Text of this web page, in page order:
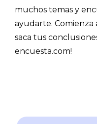
muchos temas y
ayudarte. Comienza
saca tus
encuesta.com!